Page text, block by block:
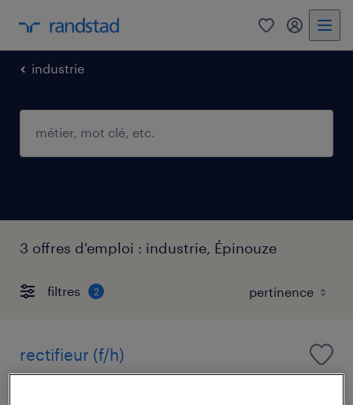
0 mon
industrie
3 offres d'emploi : industrie, Épinouze
filtres 2
rectifieur (f/h)